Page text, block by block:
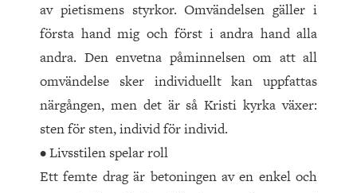
av pietismens styrkor. Om­vändelsen gäller i
första hand mig och först i andra hand alla
andra. Den envetna påminnelsen om att all
omvändelse sker indivi­duellt kan uppfattas
närgången, men det är så Kristi kyrka växer:
sten för sten, individ för individ.
• Livsstilen spelar roll
Ett femte drag är betoningen av en enkel och